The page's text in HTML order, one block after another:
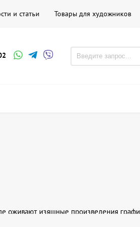
и статьи Товары для художников
оживают изящные произведения
вашу индивидуальность. Мы